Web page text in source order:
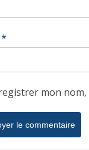
*
mon